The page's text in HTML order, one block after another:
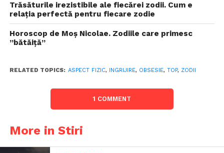
Trăsăturile irezistibile ale fiecărei zodii. Cum e
relaţia perfectă pentru fiecare zodie
Horoscop de Moș Nicolae. Zodiile care primesc
”bătăiță”
RELATED TOPICS: ASPECT FIZIC, INGRIJIRE, OBSESIE, TOP, ZODII
1 COMMENT
More in Stiri